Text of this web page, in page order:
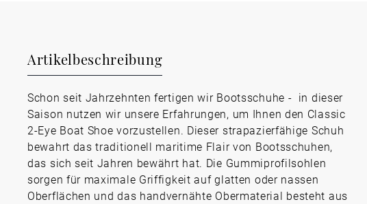
Artikelbeschreibung
Schon seit Jahrzehnten fertigen wir Bootsschuhe - in dieser
Saison nutzen wir unsere Erfahrungen, um Ihnen den Classic
2-Eye Boat Shoe vorzustellen. Dieser strapazierfähige Schuh
bewahrt das traditionell maritime Flair von Bootsschuhen,
das sich seit Jahren bewährt hat. Die Gummiprofilsohlen
sorgen für maximale Griffigkeit auf glatten oder nassen
Oberflächen und das handvernähte Obermaterial besteht aus